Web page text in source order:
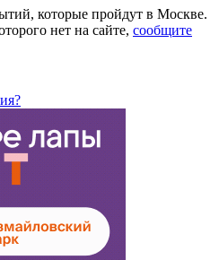
которые пройдут в Москве.
нет на сайте, сообщите